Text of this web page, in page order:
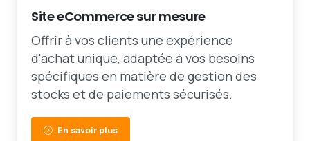
Site eCommerce sur mesure
Offrir à vos clients une expérience
d'achat unique, adaptée à vos besoins
spécifiques en matière de gestion des
stocks et de paiements sécurisés.
En savoir plus